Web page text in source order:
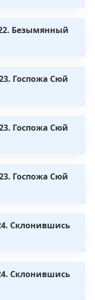
Безымянный
Госпожа Сюй
Госпожа Сюй
Госпожа Сюй
Склонившись
Склонившись